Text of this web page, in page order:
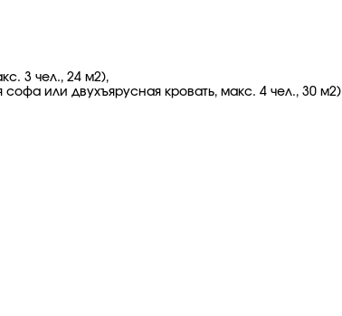
3 чел., 24 м2),
или двухъярусная кровать, макс. 4 чел., 30 м2)